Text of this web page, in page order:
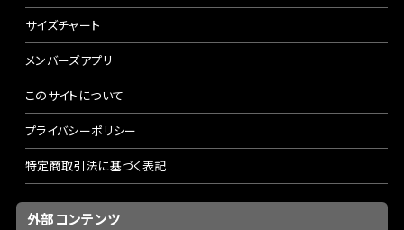
サイズチャート
メンバーズアプリ
このサイトについて
プライバシーポリシー
特定商取引法に基づく表記
外部コンテンツ